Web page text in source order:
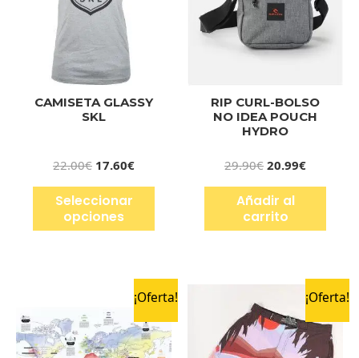
CAMISETA GLASSY
SKL
22.00€ 17.60€
Seleccionar
opciones
RIP CURL-BOLSO
NO IDEA POUCH
HYDRO
29.90€ 20.99€
Añadir al
carrito
¡Oferta! ¡Oferta!